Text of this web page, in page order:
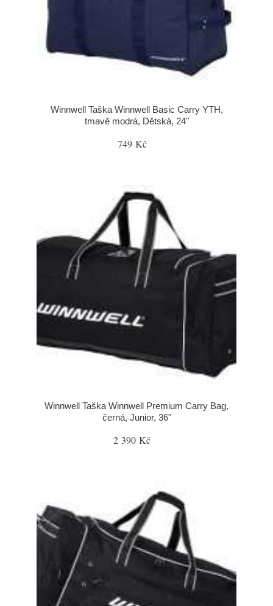
Winnwell Taška Winnwell Basic Carry YTH,
tmavě modrá, Dětská, 24"
749 Kč
Winnwell Taška Winnwell Premium Carry Bag,
černá, Junior, 36"
2 390 Kč